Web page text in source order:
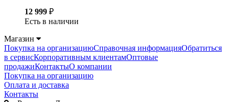
12 999 ₽
Есть в наличии
Магазин
Покупка на организациюСправочная информацияОбратиться
в сервисКорпоративным клиентамОптовые
продажиКонтактыО компании
Покупка на организацию
Оплата и доставка
Контакты